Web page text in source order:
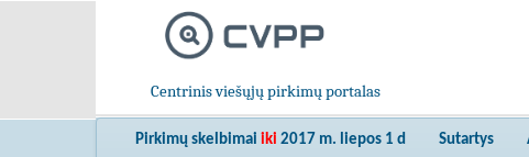
Centrinis viešųjų pirkimų portalas
Pirkimų skelbimai iki 2017 m. liepos 1 d Sutartys